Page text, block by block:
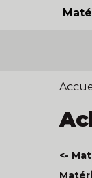
<-